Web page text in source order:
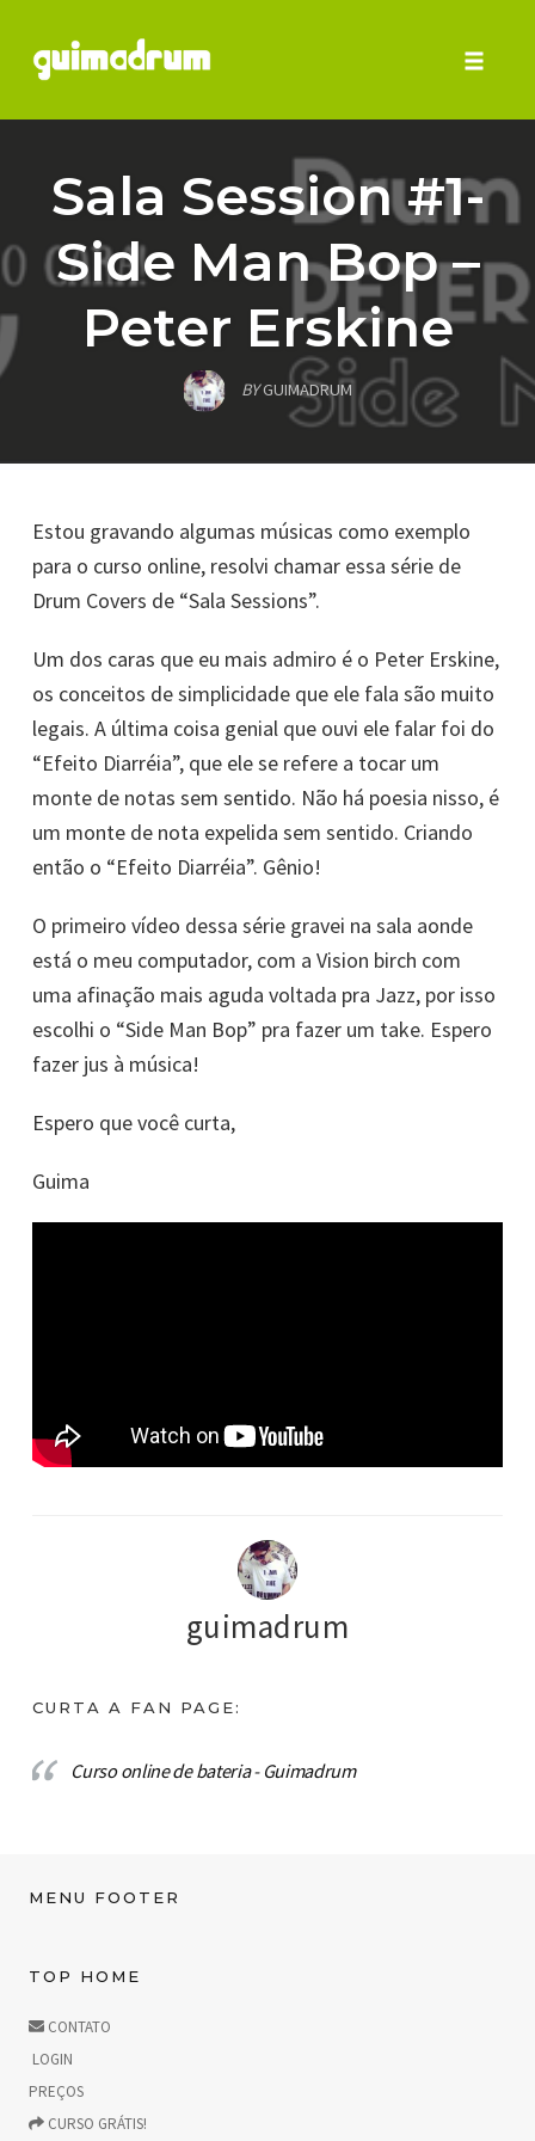
contentSala Session #1-
Side Man Bop –
Peter Erskine
BYGUIMADRUM
Estou gravando algumas músicas como exemplo
para o curso online, resolvi chamar essa série de
Drum Covers de “Sala Sessions”.
Um dos caras que eu mais admiro é o Peter Erskine,
os conceitos de simplicidade que ele fala são muito
legais. A última coisa genial que ouvi ele falar foi do
“Efeito Diarréia”, que ele se refere a tocar um
monte de notas sem sentido. Não há poesia nisso, é
um monte de nota expelida sem sentido. Criando
então o “Efeito Diarréia”. Gênio!
O primeiro vídeo dessa série gravei na sala aonde
está o meu computador, com a Vision birch com
uma afinação mais aguda voltada pra Jazz, por isso
escolhi o “Side Man Bop” pra fazer um take. Espero
fazer jus à música!
Espero que você curta,
Guima
guimadrum
CURTA A FAN PAGE:
Curso online de bateria - Guimadrum
MENU FOOTER
TOP HOME
CONTATO
LOGIN
PREÇOS
CURSO GRÁTIS!